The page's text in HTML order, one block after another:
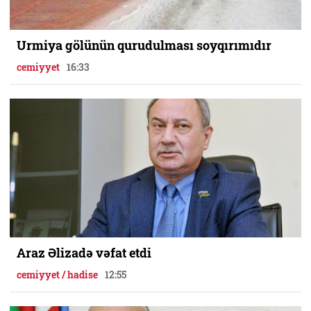
Urmiya gölünün qurudulması soyqırımıdır
cemiyyet 16:33
Araz Əlizadə vəfat etdi
cemiyyet / hadise 12:55